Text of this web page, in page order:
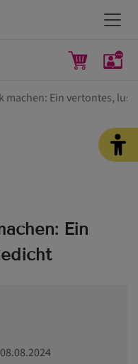
machen: Ein vertontes,
Ein